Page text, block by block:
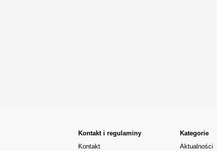
Kontakt i regulaminy
Kontakt
Kategorie
Aktualności